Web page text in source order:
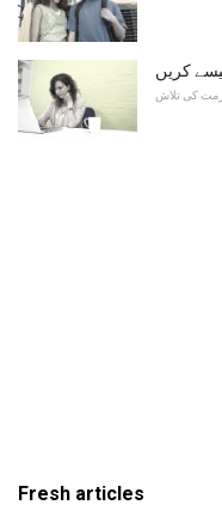
کریں
کی تلاش
Fresh articles